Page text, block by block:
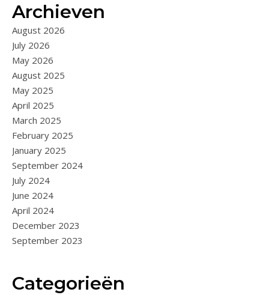
Archieven
August 2026
July 2026
May 2026
August 2025
May 2025
April 2025
March 2025
February 2025
January 2025
September 2024
July 2024
June 2024
April 2024
December 2023
September 2023
Categorieën